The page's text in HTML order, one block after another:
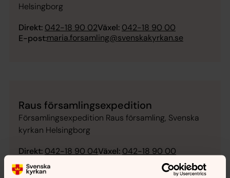
Helsingborg
Direkt: 042-18 90 02Växel: 042-18 90 00
E-post:maria.forsamling@svenskakyrkan.se
Raus församlingsexpedition
Församlingsexpedition Raus församling, Svenska
kyrkan Helsingborg
Direkt: 042-18 90 04Växel: 042-18 90 00
E-post:
raus.forsamling@svenskakyrkan.se